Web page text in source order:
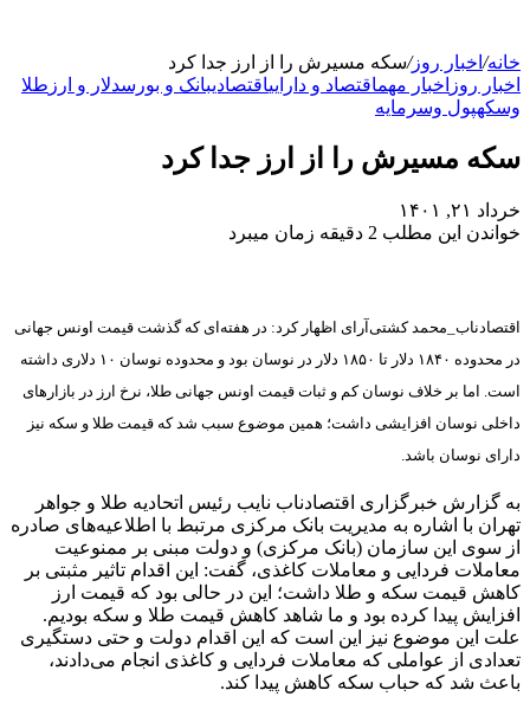
خانه/ اخبار روز/سکه مسیرش را از ارز جدا کرد
اخبار روز اخبار مهماقتصاد و داراییاقتصادیبانک و بورسدلار و ارز طلا
وسکهپول وسرمایه
سکه مسیرش را از ارز جدا کرد
خرداد ۲۱, ۱۴۰۱
خواندن این مطلب 2 دقیقه زمان میبرد
ا‌قتصادناب_محمد کشتی‌آرای اظهار کرد: در هفته‌ای که گذشت قیمت اونس جهانی
در محدوده ۱۸۴۰ دلار تا ۱۸۵۰ دلار در نوسان بود و محدوده نوسان ۱۰ دلاری داشته
است. اما بر خلاف نوسان کم و ثبات قیمت اونس جهانی طلا، نرخ ارز در بازارهای
داخلی نوسان افزایشی داشت؛ همین موضوع سبب شد که قیمت طلا و سکه نیز
دارای نوسان باشد.
به گزارش خبرگزاری اقتصادناب نایب رئیس اتحادیه طلا و جواهر
تهران با اشاره به مدیریت بانک مرکزی مرتبط با اطلاعیه‌های صادره
از سوی این سازمان (بانک مرکزی) و دولت مبنی بر ممنوعیت
معاملات فردایی و معاملات کاغذی، گفت: این اقدام تاثیر مثبتی بر
کاهش قیمت سکه و طلا داشت؛ این در حالی بود که قیمت ارز
افزایش پیدا کرده بود و ما شاهد کاهش قیمت طلا و سکه بودیم.
علت این موضوع نیز این است که این اقدام دولت و حتی دستگیری
تعدادی از عواملی که معاملات فردایی و کاغذی انجام می‌دادند،
باعث شد که حباب سکه کاهش پیدا کند.